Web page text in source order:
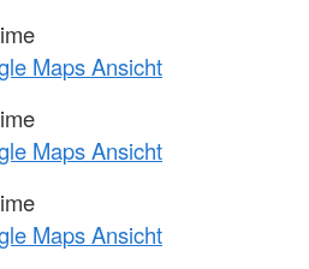
Maps Ansicht
Maps Ansicht
Maps Ansicht